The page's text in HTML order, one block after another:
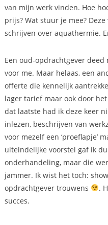
van mijn werk vinden. Hoe
prijs? Wat stuur je mee?
schrijven over aquathermie.
Een oud-opdrachtgever
voor me. Maar helaas, een
offerte die kennelijk
lager tarief maar ook door
dat laatste had ik deze keer
inlezen, beschrijven van
voor mezelf een ‘proeflapje’
uiteindelijke voorstel gaf ik
onderhandeling, maar die
jammer. Ik wist het toch:
opdrachtgever trouwens
.
succes.